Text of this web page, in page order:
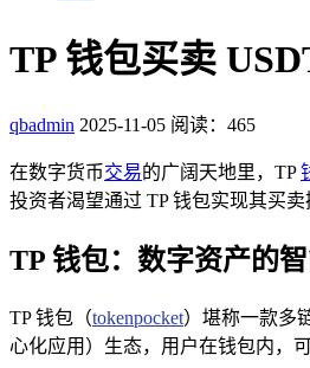
TP 钱包买卖
qbadmin 2025-11-05 阅读：465
在数字货币交易的广阔天地里，TP
投资者渴望通过 TP 钱包实现其买
TP 钱包：数字资产的
TP 钱包（tokenpocket）堪称一款多
心化应用）生态，用户在钱包内，